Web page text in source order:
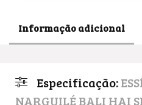
Informação adicional
Especificação:
NARGUILÉ BALI HAI